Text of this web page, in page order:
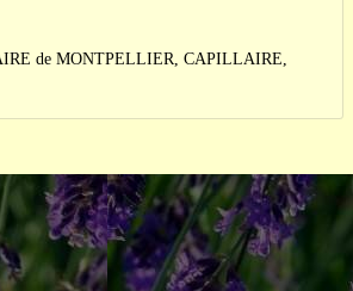
de MONTPELLIER, CAPILLAIRE,